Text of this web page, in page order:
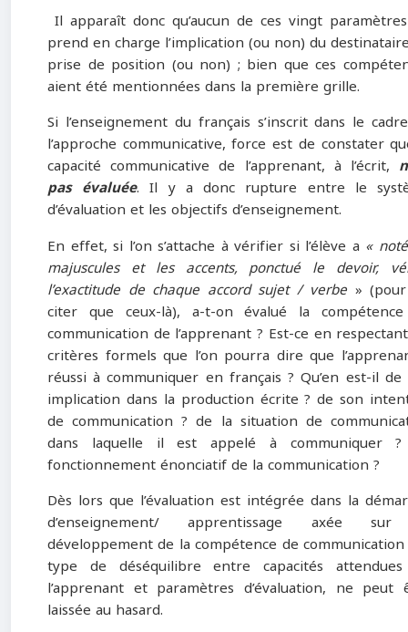
Il apparaît donc qu’aucun de ces vingt
prend en charge l’implication (ou non) du
prise de position (ou non) ; bien que ces
aient été mentionnées dans la première grille.
Si l’enseignement du français s’inscrit dans le
l’approche communicative, force est de constater
capacité communicative de l’apprenant, à l’écrit,
pas évaluée. Il y a donc rupture entre le
d’évaluation et les objectifs d’enseignement.
En effet, si l’on s’attache à vérifier si l’élève a «
majuscules et les accents, ponctué le devoir,
l’exactitude de chaque accord sujet / verbe »
citer que ceux-là), a-t-on évalué la
communication de l’apprenant ? Est-ce en
critères formels que l’on pourra dire que
réussi à communiquer en français ? Qu’en est-il de
implication dans la production écrite ? de son
de communication ? de la situation de
dans laquelle il est appelé à communiquer
fonctionnement énonciatif de la communication ?
Dès lors que l’évaluation est intégrée dans la
d’enseignement/ apprentissage axée
développement de la compétence de communication
type de déséquilibre entre capacités
l’apprenant et paramètres d’évaluation, ne peut
laissée au hasard.